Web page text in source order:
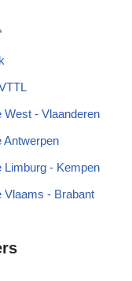
West - Vlaanderen
Antwerpen
Limburg - Kempen
Vlaams - Brabant